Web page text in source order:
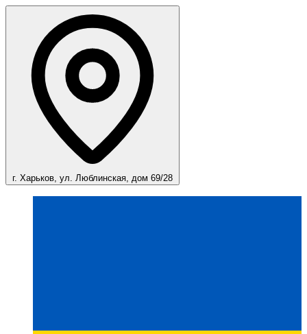
г. Харьков, ул. Люблинская, дом 69/28